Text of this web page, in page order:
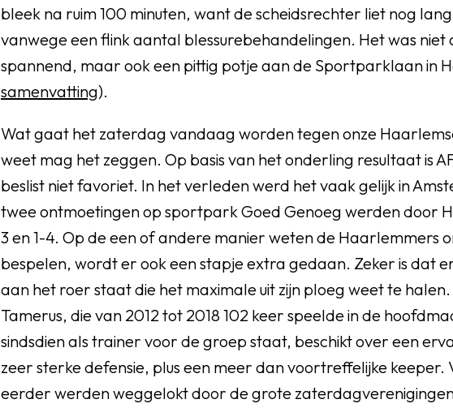
bleek na ruim 100 minuten, want de scheidsrechter liet nog
vanwege een flink aantal blessurebehandelingen. Het was niet
spannend, maar ook een pittig potje aan de Sportparklaan in
samenvatting).
Wat gaat het zaterdag vandaag worden tegen onze
weet mag het zeggen. Op basis van het onderling resultaat is
beslist niet favoriet. In het verleden werd het vaak gelijk in
twee ontmoetingen op sportpark Goed Genoeg werden door
3 en 1-4. Op de een of andere manier weten de Haarlemmers
bespelen, wordt er ook een stapje extra gedaan. Zeker is dat
aan het roer staat die het maximale uit zijn ploeg weet te
Tamerus, die van 2012 tot 2018 102 keer speelde in de
sindsdien als trainer voor de groep staat, beschikt over een
zeer sterke defensie, plus een meer dan voortreffelijke keeper.
eerder werden weggelokt door de grote